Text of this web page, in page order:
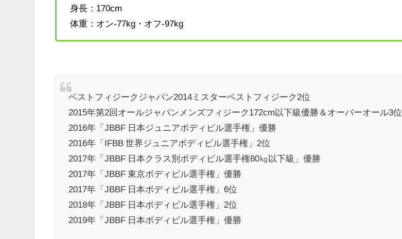
身長：170cm
体重：オン-77kg・オフ-97kg
ベストフィジークジャパン2014ミスターベストフィジーク2位
2015年第2回オールジャパンメンズフィジーク172cm以下級優勝＆オーバーオール3位
2016年「JBBF 日本ジュニアボディビル選手権」優勝
2016年「IFBB 世界ジュニアボディビル選手権」2位
2017年「JBBF 日本クラス別ボディビル選手権80㎏以下級」優勝
2017年「JBBF 東京ボディビル選手権」優勝
2017年「JBBF 日本ボディビル選手権」6位
2018年「JBBF 日本ボディビル選手権」2位
2019年「JBBF 日本ボディビル選手権」優勝